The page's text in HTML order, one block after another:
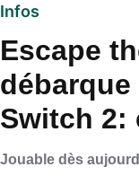
Infos
Escape
Switch 2:
Jouable dès